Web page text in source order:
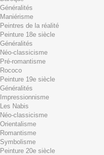
Première
Panier (vide)
Aucun produit
0,01€ dès 29€ d'achat
0,00 € Total
Commander
Produit
succès
Quantité
Total
Généralités
Maniérisme
Peintres de la réalité
Peinture 18e siècle
Généralités
Néo-classicisme
Pré-romantisme
Rococo
Peinture 19e siècle
Généralités
Impressionnisme
Les Nabis
Néo-classicisme
Orientalisme
Romantisme
Symbolisme
Peinture 20e siècle